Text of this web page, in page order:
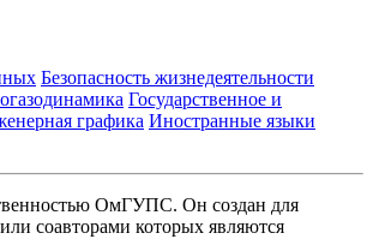
Безопасность жизнедеятельности
Государственное и
графика Иностранные языки
ОмГУПС. Он создан для
соавторами которых являются